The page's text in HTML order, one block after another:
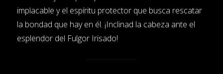
implacable y el espíritu protector que busca rescatar
la bondad que hay en él. ¡Inclinad la cabeza ante el
esplendor del Fulgor Irisado!